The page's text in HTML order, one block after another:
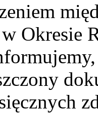
Okresie